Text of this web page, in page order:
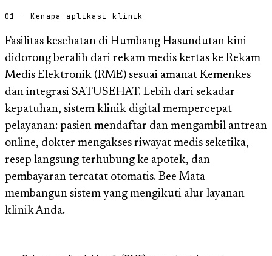
01 — Kenapa aplikasi klinik
Fasilitas kesehatan di Humbang Hasundutan kini
didorong beralih dari rekam medis kertas ke Rekam
Medis Elektronik (RME) sesuai amanat Kemenkes
dan integrasi SATUSEHAT. Lebih dari sekadar
kepatuhan, sistem klinik digital mempercepat
pelayanan: pasien mendaftar dan mengambil antrean
online, dokter mengakses riwayat medis seketika,
resep langsung terhubung ke apotek, dan
pembayaran tercatat otomatis. Bee Mata
membangun sistem yang mengikuti alur layanan
klinik Anda.